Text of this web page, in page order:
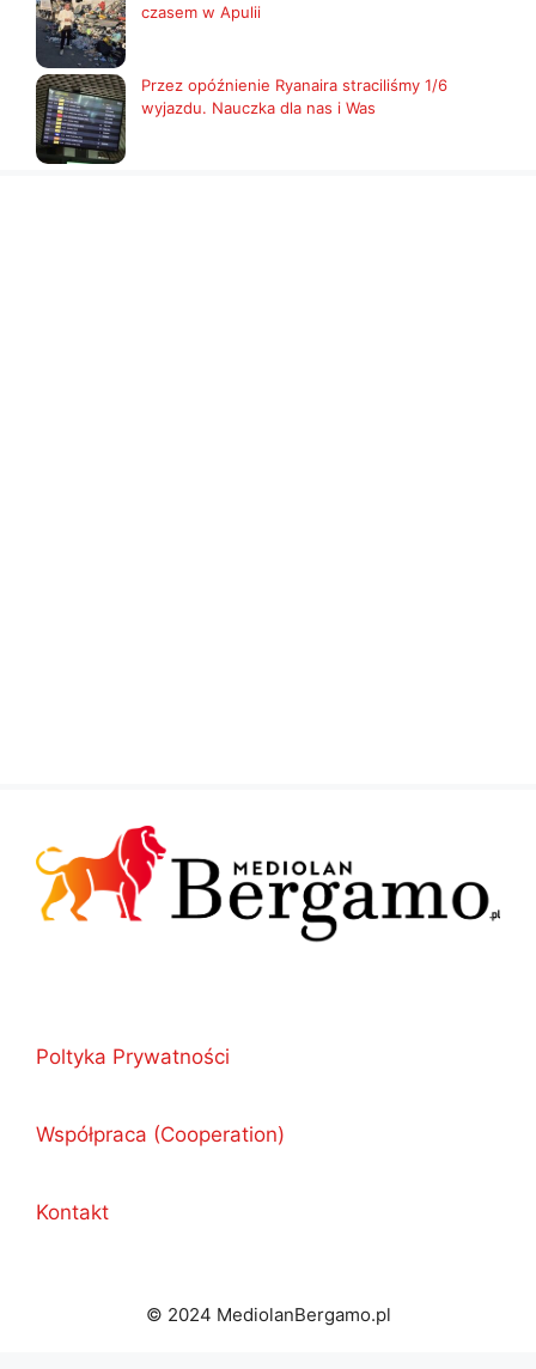
czasem w Apulii
Przez opóźnienie Ryanaira straciliśmy 1/6
wyjazdu. Nauczka dla nas i Was
Poltyka Prywatności
Współpraca (Cooperation)
Kontakt
© 2024 MediolanBergamo.pl